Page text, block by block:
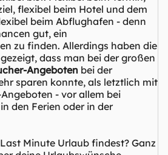
flexibel beim Hotel und dem
beim Abflughafen - denn
gut, ein
zu finden. Allerdings haben die
dass man bei der großen
Angeboten bei der
sparen konnte, als letztlich mit
- vor allem bei
den Ferien oder in der
Minute Urlaub findest? Ganz